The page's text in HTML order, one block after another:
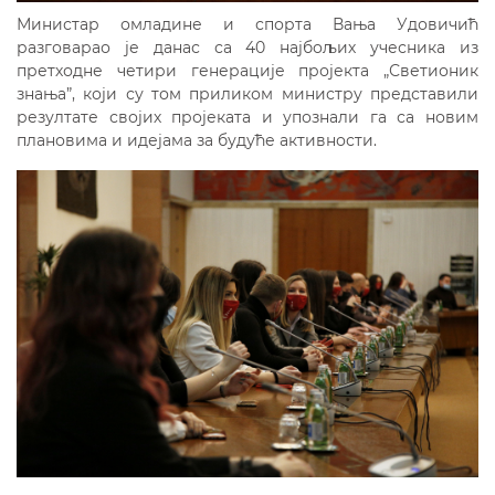
Министар омладине и спорта Вања Удовичић
разговарао је данас са 40 најбољих учесника из
претходне четири генерације пројекта „Светионик
знања”, који су том приликом министру представили
резултате својих пројеката и упознали га са новим
плановима и идејама за будуће активности.